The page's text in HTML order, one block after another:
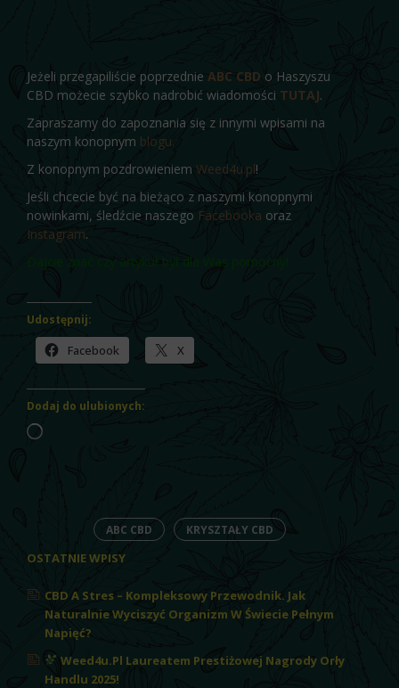
Jeżeli przegapiliście poprzednie ABC CBD o Haszyszu
CBD możecie szybko nadrobić wiadomości TUTAJ.
Zapraszamy do zapoznania się z innymi wpisami na
naszym konopnym blogu.
Z konopnym pozdrowieniem Weed4u.pl!
Jeśli chcecie być na bieżąco z naszymi konopnymi
nowinkami, śledźcie naszego Facebooka oraz
Instagram.
Dajcie znać czy artykuł był dla Was pomocny!
Udostępnij:
Facebook X
Dodaj do ulubionych:
Wczytywanie…
ABC CBD KRYSZTAŁY CBD
OSTATNIE WPISY
CBD A Stres – Kompleksowy Przewodnik. Jak
Naturalnie Wyciszyć Organizm W Świecie Pełnym
Napięć?
Weed4u.pl Laureatem Prestiżowej Nagrody Orły
Handlu 2025!